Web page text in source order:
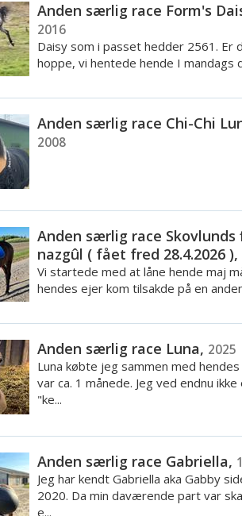
Anden særlig race Form's
2016
Daisy som i passet hedder 2561. Er
hoppe, vi hentede hende I mandags
Anden særlig race Chi-Chi
2008
Anden særlig race Skovlunds
nazgûl ( fået fred 28.4.2026 ),
Vi startede med at låne hende maj
hendes ejer kom tilsakde på en
Anden særlig race Luna, 2025
Luna købte jeg sammen med
var ca. 1 månede. Jeg ved endnu
"ke...
Anden særlig race Gabriella,
Jeg har kendt Gabriella aka Gabby
2020. Da min daværende part var
e...